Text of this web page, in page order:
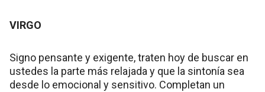
VIRGO
Signo pensante y exigente, traten hoy de buscar en
ustedes la parte más relajada y que la sintonía sea
desde lo emocional y sensitivo. Completan un